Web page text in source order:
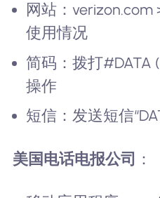
网站：verizon.com
使用情况
简码：拨打#DATA
操作
短信：发送短信
美国电话电报公司 ：